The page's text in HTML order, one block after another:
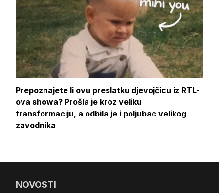
Prepoznajete li ovu preslatku djevojčicu iz RTL-
ova showa? Prošla je kroz veliku
transformaciju, a odbila je i poljubac velikog
zavodnika
NOVOSTI